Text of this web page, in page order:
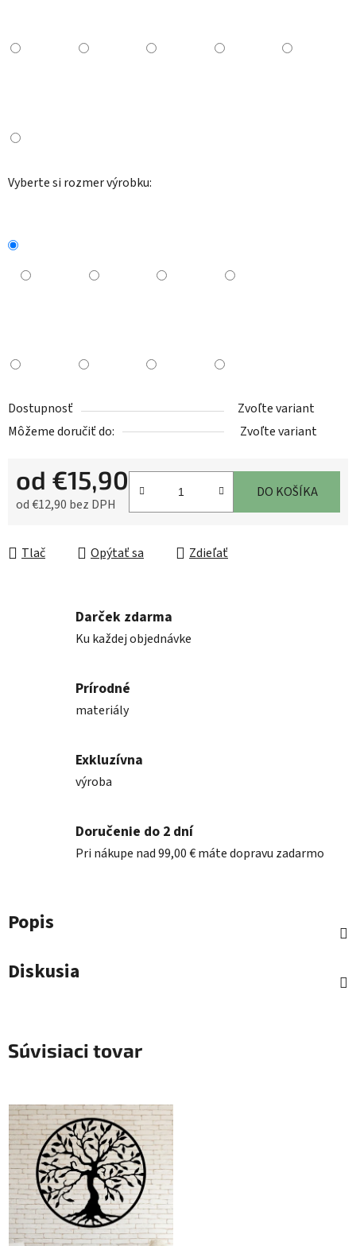
Vyberte si rozmer výrobku:
Dostupnosť
Zvoľte variant
Môžeme doručiť do:
Zvoľte variant
od €15,90
od€12,90 bez DPH
DO KOŠÍKA
Tlač Opýtať sa Zdieľať
Darček zdarma
Ku každej objednávke
Prírodné
materiály
Exkluzívna
výroba
Doručenie do 2 dní
Pri nákupe nad 99,00 € máte dopravu zadarmo
Popis
Diskusia
Súvisiaci tovar